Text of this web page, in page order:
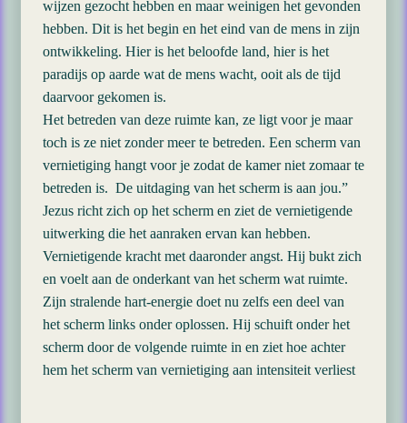
wijzen gezocht hebben en maar weinigen het gevonden
hebben. Dit is het begin en het eind van de mens in zijn
ontwikkeling. Hier is het beloofde land, hier is het
paradijs op aarde wat de mens wacht, ooit als de tijd
daarvoor gekomen is.
Het betreden van deze ruimte kan, ze ligt voor je maar
toch is ze niet zonder meer te betreden. Een scherm van
vernietiging hangt voor je zodat de kamer niet zomaar te
betreden is. De uitdaging van het scherm is aan jou.”
Jezus richt zich op het scherm en ziet de vernietigende
uitwerking die het aanraken ervan kan hebben.
Vernietigende kracht met daaronder angst. Hij bukt zich
en voelt aan de onderkant van het scherm wat ruimte.
Zijn stralende hart-energie doet nu zelfs een deel van
het scherm links onder oplossen. Hij schuift onder het
scherm door de volgende ruimte in en ziet hoe achter
hem het scherm van vernietiging aan intensiteit verliest